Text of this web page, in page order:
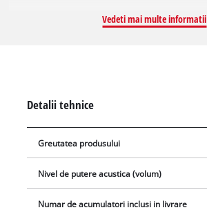
Vedeti mai multe informatii
Detalii tehnice
Greutatea produsului
Nivel de putere acustica (volum)
Numar de acumulatori inclusi in livrare